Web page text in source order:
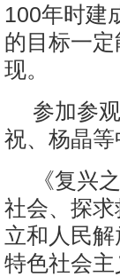
100年时建
的目标一
现。
参加参
祝、杨晶等
《复兴
社会、探
立和人民
特色社会